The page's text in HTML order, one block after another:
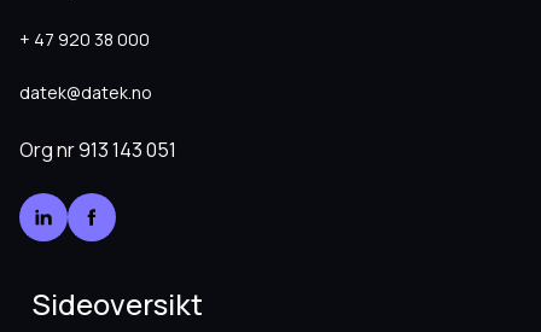
+ 47 920 38 000
datek@datek.no
Org nr913 143 051
Sideoversikt